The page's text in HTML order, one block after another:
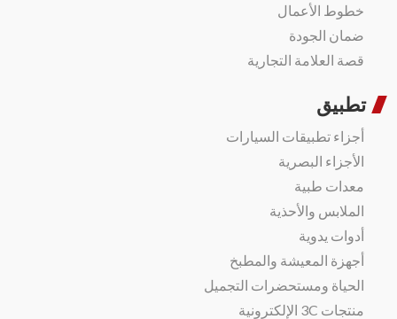
خطوط الأعمال
ضمان الجودة
قصة العلامة التجارية
تطبيق
أجزاء تطبيقات السيارات
الأجزاء البصرية
معدات طبية
الملابس والأحذية
أدوات يدوية
أجهزة المعيشة والمطبخ
الحياة ومستحضرات التجميل
منتجات 3C الإلكترونية